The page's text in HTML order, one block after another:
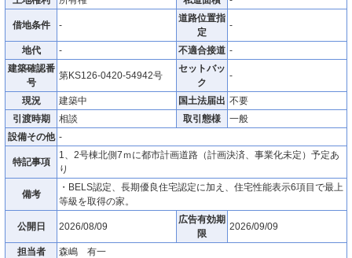
借地条件 -
道路位置指
定
-
地代 - 不適合接道 -
建築確認番
号
第KS126-0420-54942号
セットバッ
ク
-
現況 建築中 国土法届出 不要
引渡時期
相談 取引態様
一般
設備その他 -
特記事項
1、2号棟北側7ｍに都市計画道路（計画決済、事業化未定）予定あ
り
備考
・BELS認定、長期優良住宅認定に加え、住宅性能表示6項目で最上
等級を取得の家。
公開日 2026/08/09
広告有効期
限
2026/09/09
担当者 森嶋 有一